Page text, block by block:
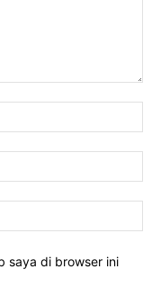
saya di browser ini